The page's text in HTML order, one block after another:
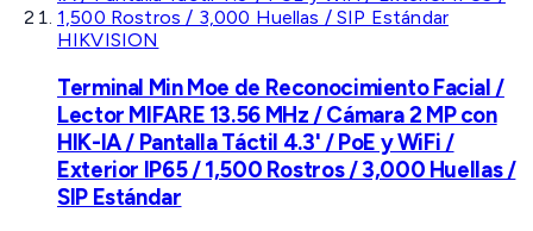
HIKVISION
Terminal Min Moe de Reconocimiento Facial /
Lector MIFARE 13.56 MHz / Cámara 2 MP con
HIK-IA / Pantalla Táctil 4.3' / PoE y WiFi /
Exterior IP65 / 1,500 Rostros / 3,000 Huellas /
SIP Estándar